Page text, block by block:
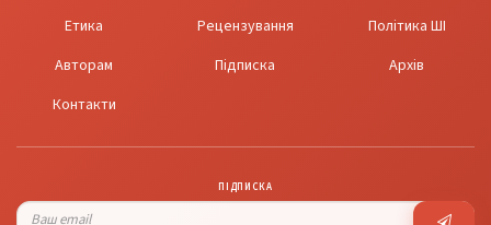
Етика
Рецензування
Політика ШІ
Авторам
Підписка
Архів
Контакти
ПІДПИСКА